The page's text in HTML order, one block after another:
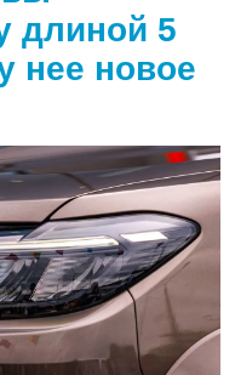
длиной 5
нее новое